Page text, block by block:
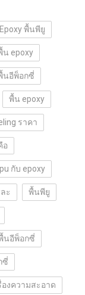
พื้นพียู
น epoxy
นอีพ็อกซี่
พื้น epoxy
ราคา
อ
กับ epoxy
ะ พื้นพียู
นอีพ็อกซี่
ซี่
งความสะอาด